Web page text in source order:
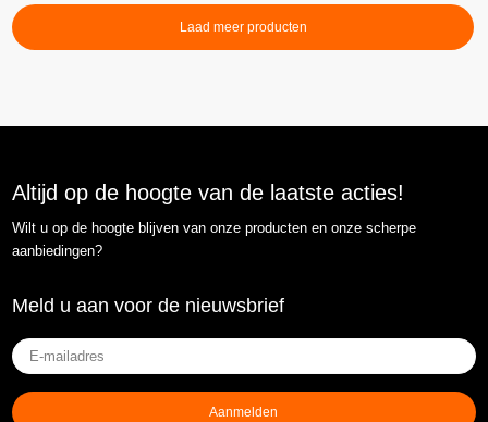
Laad meer producten
Altijd op de hoogte van de laatste acties!
Wilt u op de hoogte blijven van onze producten en onze scherpe
aanbiedingen?
Meld u aan voor de nieuwsbrief
E-
mailadres(Vereist)
Aanmelden